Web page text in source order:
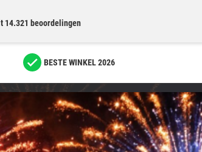
14.321 beoordelingen
BESTE WINKEL 2026